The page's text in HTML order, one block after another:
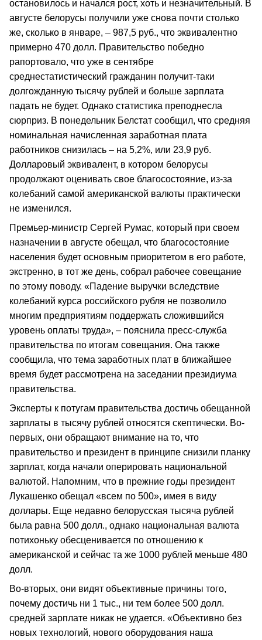
остановилось и начался рост, хоть и незначительный. В
августе белорусы получили уже снова почти столько
же, сколько в январе, – 987,5 руб., что эквивалентно
примерно 470 долл. Правительство победно
рапортовало, что уже в сентябре
среднестатистический гражданин получит-таки
долгожданную тысячу рублей и больше зарплата
падать не будет. Однако статистика преподнесла
сюрприз. В понедельник Белстат сообщил, что средняя
номинальная начисленная заработная плата
работников снизилась – на 5,2%, или 23,9 руб.
Долларовый эквивалент, в котором белорусы
продолжают оценивать свое благосостояние, из-за
колебаний самой американской валюты практически
не изменился.
Премьер-министр Сергей Румас, который при своем
назначении в августе обещал, что благосостояние
населения будет основным приоритетом в его работе,
экстренно, в тот же день, собрал рабочее совещание
по этому поводу. «Падение выручки вследствие
колебаний курса российского рубля не позволило
многим предприятиям поддержать сложившийся
уровень оплаты труда», – пояснила пресс-служба
правительства по итогам совещания. Она также
сообщила, что тема заработных плат в ближайшее
время будет рассмотрена на заседании президиума
правительства.
Эксперты к потугам правительства достичь обещанной
зарплаты в тысячу рублей относятся скептически. Во-
первых, они обращают внимание на то, что
правительство и президент в принципе снизили планку
зарплат, когда начали оперировать национальной
валютой. Напомним, что в прежние годы президент
Лукашенко обещал «всем по 500», имея в виду
доллары. Еще недавно белорусская тысяча рублей
была равна 500 долл., однако национальная валюта
потихоньку обесценивается по отношению к
американской и сейчас та же 1000 рублей меньше 480
долл.
Во-вторых, они видят объективные причины того,
почему достичь ни 1 тыс., ни тем более 500 долл.
средней зарплате никак не удается. «Объективно без
новых технологий, нового оборудования наша